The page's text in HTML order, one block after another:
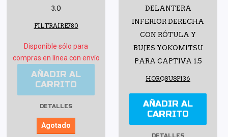
3.0
FILTRAIRE780
Disponible sólo para
compras en línea con envío
AÑADIR AL
CARRITO
DETALLES
Agotado
DELANTERA
INFERIOR DERECHA
CON RÓTULA Y
BUJES YOKOMITSU
PARA CAPTIVA 1.5
HORQSUSP136
AÑADIR AL
CARRITO
DETALLES